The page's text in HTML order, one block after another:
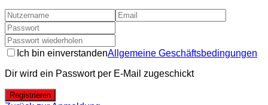
Ich bin einverstandenAllgemeine Geschäftsbedingungen
Dir wird ein Passwort per E-Mail zugeschickt
Registrieren